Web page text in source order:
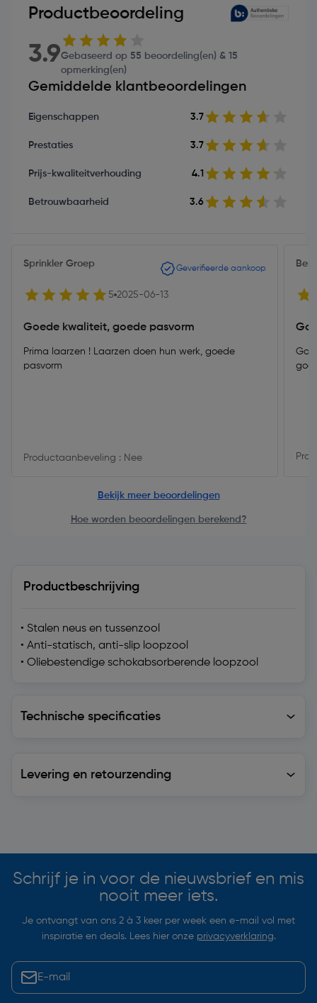
Productbeoordeling
3.9Gebaseerd op 55 beoordeling(en) & 15
opmerking(en)
Gemiddelde klantbeoordelingen
Eigenschappen 3.7
Prestaties 3.7
Prijs-kwaliteitverhouding 4.1
Betrouwbaarheid 3.6
Sprinkler Groep Geverifieerde aankoop
5 2025-06-13
Goede kwaliteit, goede pasvorm
Prima laarzen ! Laarzen doen hun werk, goede
pasvorm
Productaanbeveling : Nee
Bekijk meer beoordelingen
Hoe worden beoordelingen berekend?
Productbeschrijving
• Stalen neus en tussenzool
• Anti-statisch, anti-slip loopzool
• Oliebestendige schokabsorberende loopzool
Technische specificaties
Levering en retourzending
Schrijf je in voor de nieuwsbrief en mis
nooit meer iets.
Je ontvangt van ons 2 à 3 keer per week een e-mail vol met
inspiratie en deals. Lees hier onze privacyverklaring.